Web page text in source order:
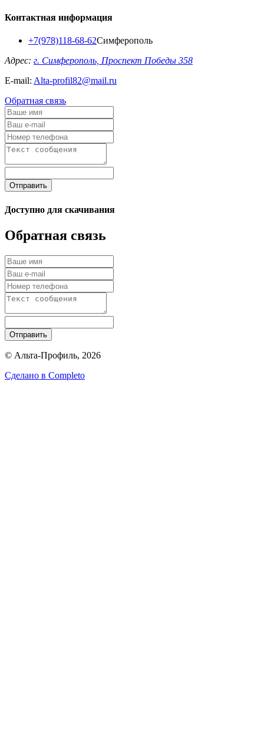
Контактная информация
+7(978)118-68-62Симферополь
Адрес: г. Симферополь, Проспект Победы 358
E-mail: Alta-profil82@mail.ru
Обратная связь
Отправить
Доступно для скачивания
Обратная связь
Отправить
© Альта-Профиль, 2026
Сделано в Completo